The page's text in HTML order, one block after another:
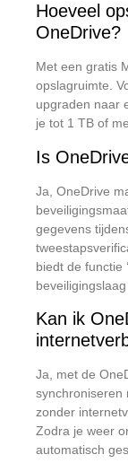
Hoeveel
OneDrive?
Met een gratis
opslagruimte.
upgraden naar
je tot 1 TB of
Is
Ja, OneDrive
gegevens
biedt de functie
Kan ik
Ja, met de
synchroniseren
zonder
Zodra je weer
automatisch